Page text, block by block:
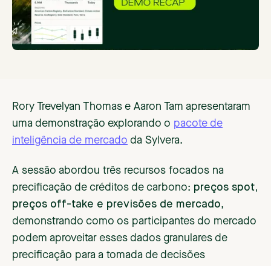
Rory Trevelyan Thomas e Aaron Tam apresentaram
uma demonstração explorando o pacote de
inteligência de mercado da Sylvera.
A sessão abordou três recursos focados na
precificação de créditos de carbono: preços spot,
preços off-take e previsões de mercado,
demonstrando como os participantes do mercado
podem aproveitar esses dados granulares de
precificação para a tomada de decisões